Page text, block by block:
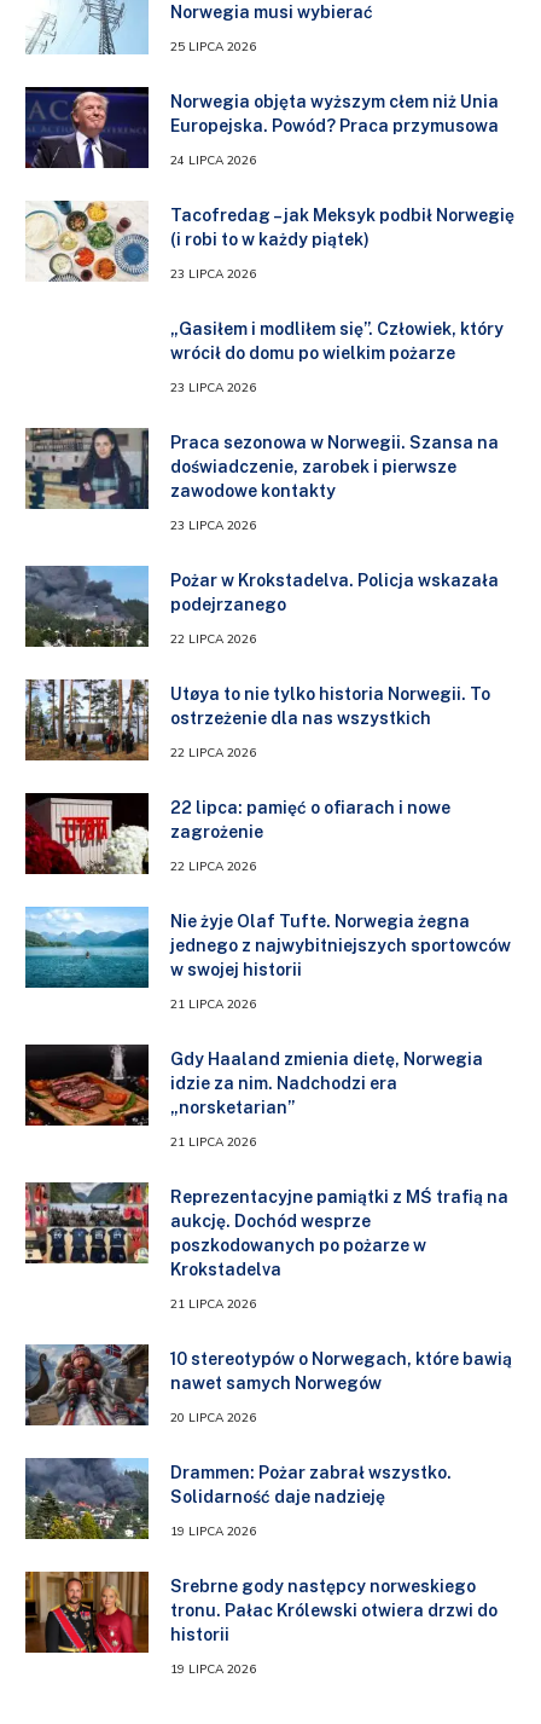
Norwegia musi wybierać
25 LIPCA 2026
Norwegia objęta wyższym cłem niż Unia
Europejska. Powód? Praca przymusowa
24 LIPCA 2026
Tacofredag – jak Meksyk podbił Norwegię
(i robi to w każdy piątek)
23 LIPCA 2026
„Gasiłem i modliłem się”. Człowiek, który
wrócił do domu po wielkim pożarze
23 LIPCA 2026
Praca sezonowa w Norwegii. Szansa na
doświadczenie, zarobek i pierwsze
zawodowe kontakty
23 LIPCA 2026
Pożar w Krokstadelva. Policja wskazała
podejrzanego
22 LIPCA 2026
Utøya to nie tylko historia Norwegii. To
ostrzeżenie dla nas wszystkich
22 LIPCA 2026
22 lipca: pamięć o ofiarach i nowe
zagrożenie
22 LIPCA 2026
Nie żyje Olaf Tufte. Norwegia żegna
jednego z najwybitniejszych sportowców
w swojej historii
21 LIPCA 2026
Gdy Haaland zmienia dietę, Norwegia
idzie za nim. Nadchodzi era
„norsketarian”
21 LIPCA 2026
Reprezentacyjne pamiątki z MŚ trafią na
aukcję. Dochód wesprze
poszkodowanych po pożarze w
Krokstadelva
21 LIPCA 2026
10 stereotypów o Norwegach, które bawią
nawet samych Norwegów
20 LIPCA 2026
Drammen: Pożar zabrał wszystko.
Solidarność daje nadzieję
19 LIPCA 2026
Srebrne gody następcy norweskiego
tronu. Pałac Królewski otwiera drzwi do
historii
19 LIPCA 2026